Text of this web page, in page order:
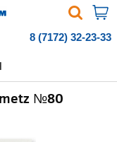
8 (7172) 32-23-33
№80